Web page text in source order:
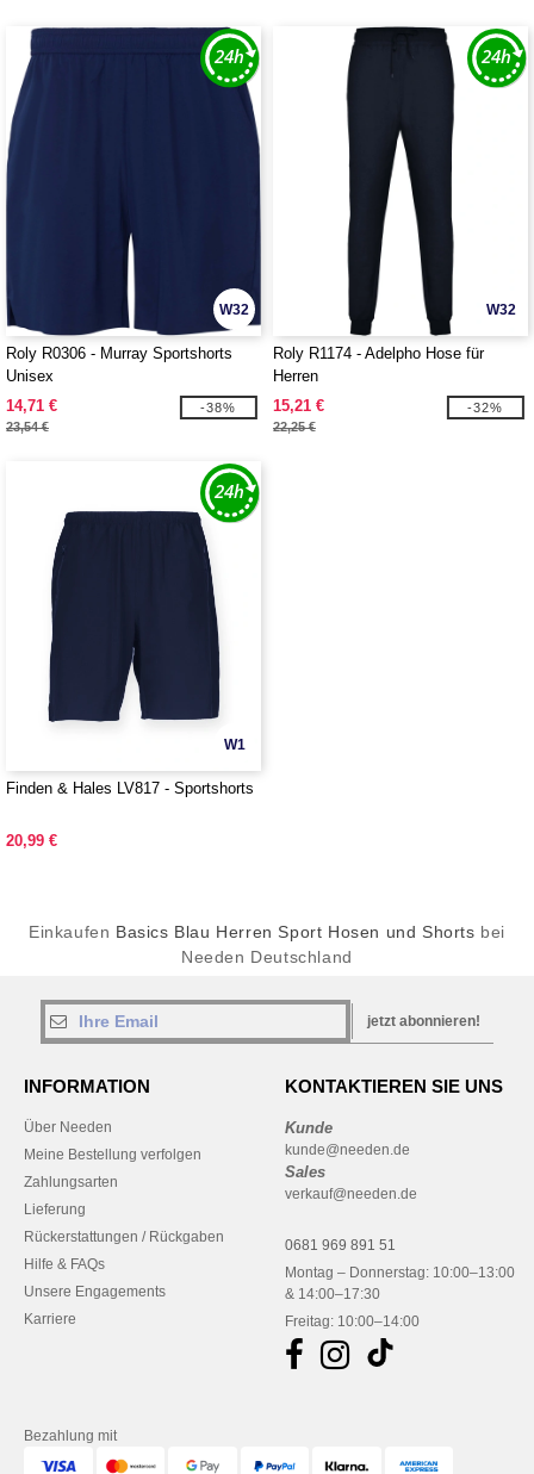
W32
Roly R0306 - Murray Sportshorts
Unisex
14,71 €
23,54 €
-38%
W32
Roly R1174 - Adelpho Hose für
Herren
15,21 €
22,25 €
-32%
W1
Finden & Hales LV817 - Sportshorts
20,99 €
Einkaufen Basics Blau Herren Sport Hosen und Shorts bei
Needen Deutschland
jetzt abonnieren!
INFORMATION
Über Needen
Meine Bestellung verfolgen
Zahlungsarten
Lieferung
Rückerstattungen / Rückgaben
Hilfe & FAQs
Unsere Engagements
Karriere
KONTAKTIEREN SIE UNS
Kunde
kunde@needen.de
Sales
verkauf@needen.de
0681 969 891 51
Montag – Donnerstag: 10:00–13:00
& 14:00–17:30
Freitag: 10:00–14:00
Bezahlung mit